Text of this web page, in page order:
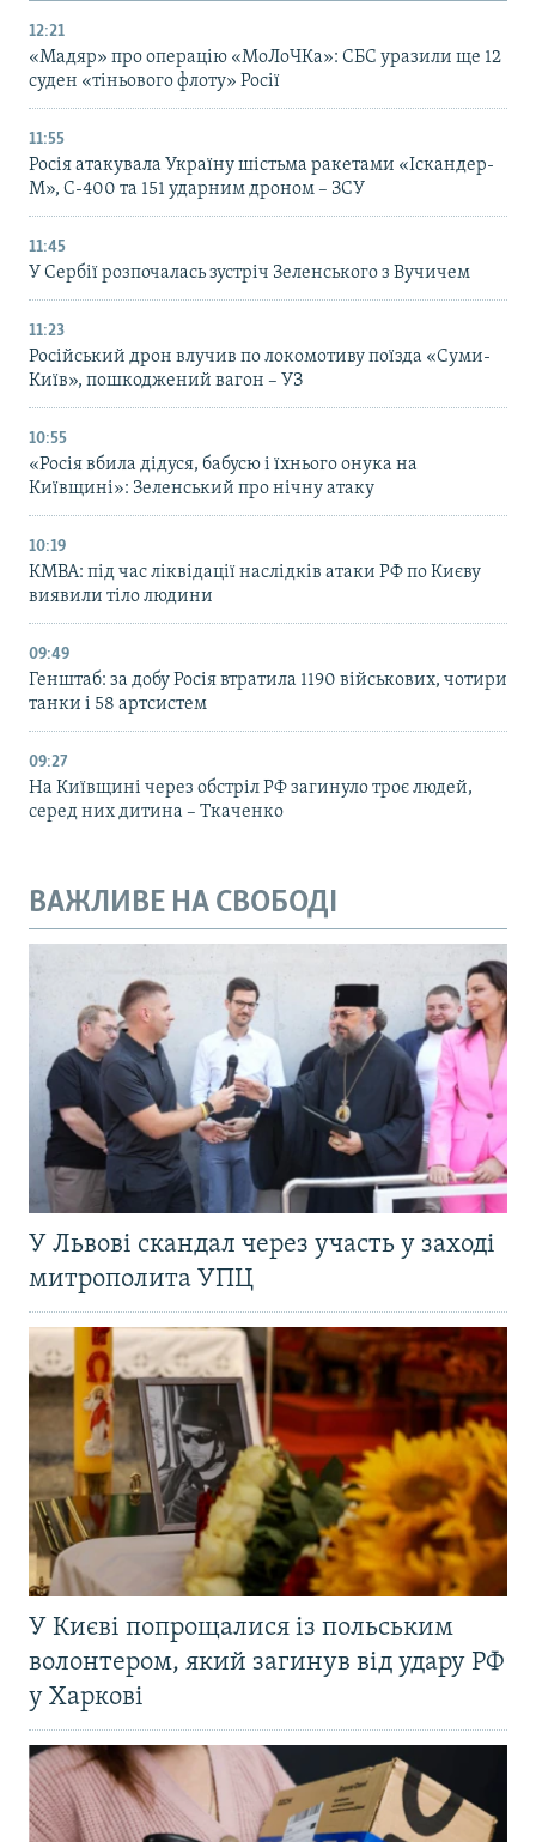
12:21
«Мадяр» про операцію «МоЛоЧКа»: СБС уразили ще 12
суден «тіньового флоту» Росії
11:55
Росія атакувала Україну шістьма ракетами «Іскандер-
М», С-400 та 151 ударним дроном – ЗСУ
11:45
У Сербії розпочалась зустріч Зеленського з Вучичем
11:23
Російський дрон влучив по локомотиву поїзда «Суми-
Київ», пошкоджений вагон – УЗ
10:55
«Росія вбила дідуся, бабусю і їхнього онука на
Київщині»: Зеленський про нічну атаку
10:19
КМВА: під час ліквідації наслідків атаки РФ по Києву
виявили тіло людини
09:49
Генштаб: за добу Росія втратила 1190 військових, чотири
танки і 58 артсистем
09:27
На Київщині через обстріл РФ загинуло троє людей,
серед них дитина – Ткаченко
ВАЖЛИВЕ НА СВОБОДІ
У Львові скандал через участь у заході
митрополита УПЦ
У Києві попрощалися із польським
волонтером, який загинув від удару РФ
у Харкові